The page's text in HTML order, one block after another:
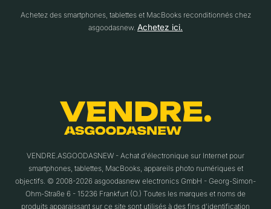
Achetez des smartphones, tablettes et MacBooks reconditionnés chez
asgoodasnew. Achetez ici.
VENDRE.ASGOODASNEW - Achat d'électronique sur Internet pour
smartphones, tablettes, MacBooks, appareils photo numériques et
objectifs. © 2008-2026 asgoodasnew electronics GmbH - Georg-Simon-
Ohm-Straße 6 - 15236 Frankfurt (O.) Toutes les marques et noms de
produits apparaissant sur ce site sont utilisés à des fins d'identification